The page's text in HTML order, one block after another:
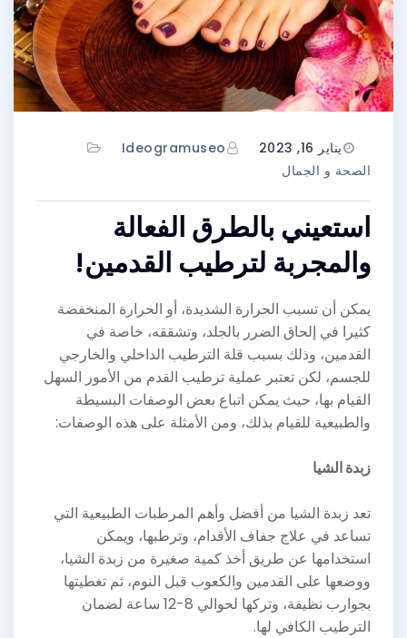
يناير 16, 2023
Ideogramuseo
الصحة و الجمال
استعيني بالطرق الفعالة
والمجربة لترطيب القدمين!
يمكن أن تسبب الحرارة الشديدة، أو الحرارة المنخفضة
كثيرا في إلحاق الضرر بالجلد، وتشققه، خاصة في
القدمين، وذلك بسبب قلة الترطيب الداخلي والخارجي
للجسم، لكن تعتبر عملية ترطيب القدم من الأمور السهل
القيام بها، حيث يمكن اتباع بعض الوصفات البسيطة
والطبيعية للقيام بذلك، ومن الأمثلة على هذه الوصفات:
زبدة الشيا
تعد زبدة الشيا من أفضل وأهم المرطبات الطبيعية التي
تساعد في علاج جفاف الأقدام، وترطبها، ويمكن
استخدامها عن طريق أخذ كمية صغيرة من زبدة الشيا،
ووضعها على القدمين والكعوب قبل النوم، ثم تغطيتها
بجوارب نظيفة، وتركها لحوالي 8-12 ساعة لضمان
الترطيب الكافي لها.